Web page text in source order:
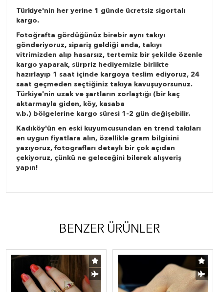
Türkiye'nin her yerine 1 günde ücretsiz sigortalı
kargo.
Fotoğrafta gördüğünüz birebir aynı takıyı
gönderiyoruz, sipariş geldiği anda, takıyı
vitrimizden alıp hasarsız, tertemiz bir şekilde özenle
kargo yaparak, sürpriz hediyemizle birlikte
hazırlayıp 1 saat içinde kargoya teslim ediyoruz, 24
saat geçmeden seçtiğiniz takıya kavuşuyorsunuz.
Türkiye'nin uzak ve şartların zorlaştığı (bir kaç
aktarmayla giden, köy, kasaba
v.b.) bölgelerine kargo süresi 1-2 gün değişebilir.
Kadıköy'ün en eski kuyumcusundan en trend takıları
en uygun fiyatlara alın, özellikle gram bilgisini
yazıyoruz, fotografları detaylı bir çok açıdan
çekiyoruz, çünkü ne geleceğini bilerek alışveriş
yapın!
BENZER ÜRÜNLER